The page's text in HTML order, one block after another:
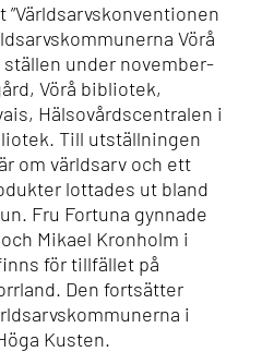
Vörå
under november-
Vörå bibliotek,
Hälsovårdscentralen i
Till utställningen
om världsarv och ett
lottades ut bland
Fru Fortuna gynnade
Mikael Kronholm i
för tillfället på
Den fortsätter
i
Kusten.